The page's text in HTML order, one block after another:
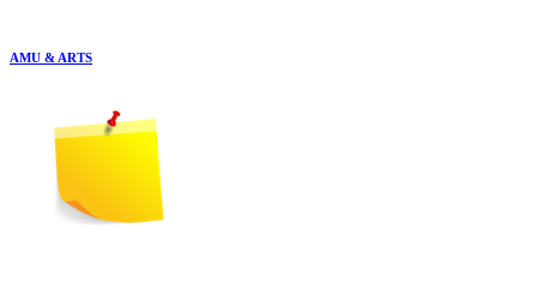
AMU & ARTS